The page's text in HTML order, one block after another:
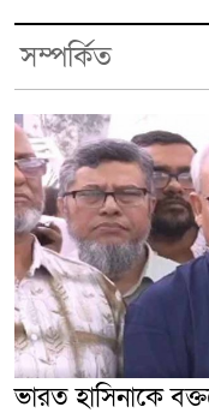
সম্পর্কিত
ভারত হাসিনাকে